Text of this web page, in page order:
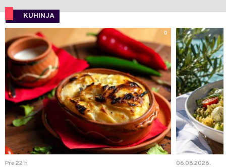
KUHINJA
0
Pre 22 h 06.08.2026.